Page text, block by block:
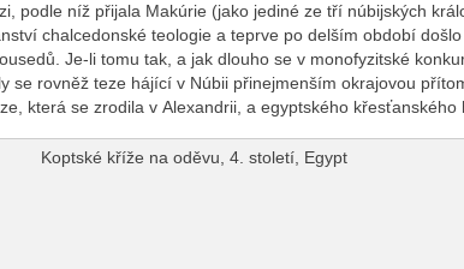
podle níž přijala Makúrie (jako jediné ze tří núbijských
chalcedonské teologie a teprve po delším období
Je-li tomu tak, a jak dlouho se v monofyzitské
se rovněž teze hájící v Núbii přinejmenším okrajovou
která se zrodila v Alexandrii, a egyptského křesťanského